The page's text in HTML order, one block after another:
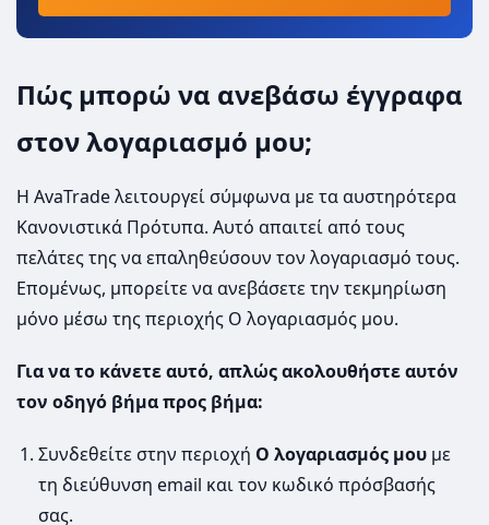
Πώς μπορώ να ανεβάσω έγγραφα
στον λογαριασμό μου;
Η AvaTrade λειτουργεί σύμφωνα με τα αυστηρότερα
Κανονιστικά Πρότυπα. Αυτό απαιτεί από τους
πελάτες της να επαληθεύσουν τον λογαριασμό τους.
Επομένως, μπορείτε να ανεβάσετε την τεκμηρίωση
μόνο μέσω της περιοχής Ο λογαριασμός μου.
Για να το κάνετε αυτό, απλώς ακολουθήστε αυτόν
τον οδηγό βήμα προς βήμα:
Συνδεθείτε στην περιοχή Ο λογαριασμός μου με
τη διεύθυνση email και τον κωδικό πρόσβασής
σας.